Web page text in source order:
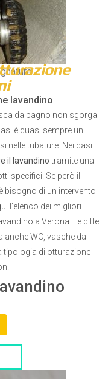
lavandino
da bagno non sgorga
è quasi sempre un
nelle tubature. Nei casi
il lavandinotramite una
specifici. Se però il
bisogno di un intervento
l’elenco dei migliori
a Verona. Le ditte
WC, vasche da
tipologia di otturazione